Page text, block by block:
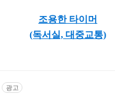
조용한 타이머
(독서실, 대중교통)
광고